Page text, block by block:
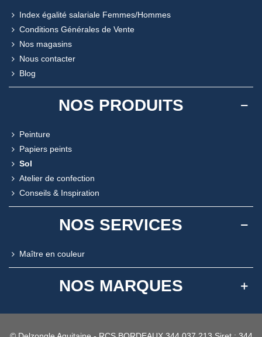
Index égalité salariale Femmes/Hommes
Conditions Générales de Vente
Nos magasins
Nous contacter
Blog
NOS PRODUITS
Peinture
Papiers peints
Sol
Atelier de confection
Conseils & Inspiration
NOS SERVICES
Maître en couleur
NOS MARQUES